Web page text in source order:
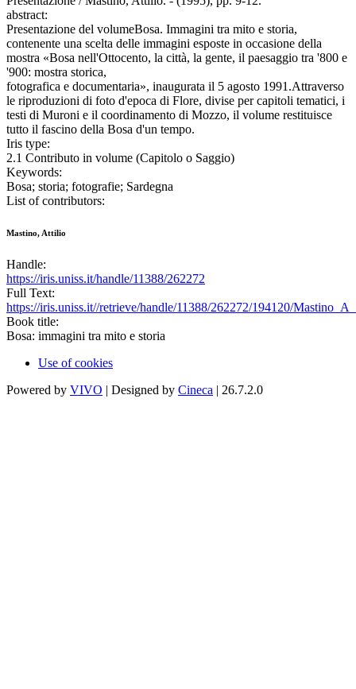
abstract:
Presentazione del volumeBosa. Immagini tra mito e storia,
contenente una scelta delle immagini esposte in occasione della
mostra «Bosa nell'Ottocento, la città, la gente, il paesaggio tra '800 e
'900: mostra storica,
fotografica e documentaria», inaugurata il 5 agosto 1991.Attraverso
le riproduzioni di foto d'epoca di Flore, divise per capitoli tematici, i
testi di Muroni e il coordinamento di Mozzo, il volume restituisce
tutto il fascino della Bosa d'un tempo.
Iris type:
2.1 Contributo in volume (Capitolo o Saggio)
Keywords:
Bosa; storia; fotografie; Sardegna
List of contributors:
Mastino, Attilio
Handle:
https://iris.uniss.it/handle/11388/262272
Full Text:
https://iris.uniss.it//retrieve/handle/11388/262272/194120/
Book title:
Bosa: immagini tra mito e storia
Use of cookies
Powered by VIVO | Designed by Cineca | 26.7.2.0